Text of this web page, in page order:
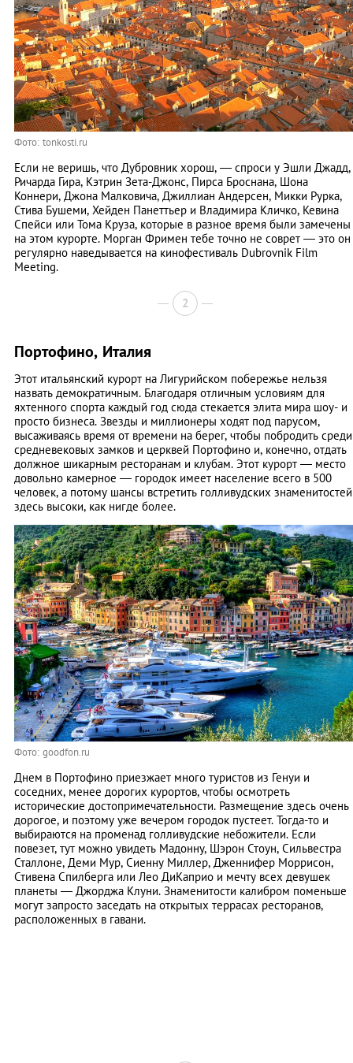
Фото: tonkosti.ru
Если не веришь, что Дубровник хорош, — спроси у Эшли Джадд,
Ричарда Гира, Кэтрин Зета-Джонс, Пирса Броснана, Шона
Коннери, Джона Малковича, Джиллиан Андерсен, Микки Рурка,
Стива Бушеми, Хейден Панеттьер и Владимира Кличко, Кевина
Спейси или Тома Круза, которые в разное время были замечены
на этом курорте. Морган Фримен тебе точно не соврет — это он
регулярно наведывается на кинофестиваль Dubrovnik Film
Meeting.
2
Портофино, Италия
Этот итальянский курорт на Лигурийском побережье нельзя
назвать демократичным. Благодаря отличным условиям для
яхтенного спорта каждый год сюда стекается элита мира шоу- и
просто бизнеса. Звезды и миллионеры ходят под парусом,
высаживаясь время от времени на берег, чтобы побродить среди
средневековых замков и церквей Портофино и, конечно, отдать
должное шикарным ресторанам и клубам. Этот курорт — место
довольно камерное — городок имеет население всего в 500
человек, а потому шансы встретить голливудских знаменитостей
здесь высоки, как нигде более.
Фото: goodfon.ru
Днем в Портофино приезжает много туристов из Генуи и
соседних, менее дорогих курортов, чтобы осмотреть
исторические достопримечательности. Размещение здесь очень
дорогое, и поэтому уже вечером городок пустеет. Тогда-то и
выбираются на променад голливудские небожители. Если
повезет, тут можно увидеть Мадонну, Шэрон Стоун, Сильвестра
Сталлоне, Деми Мур, Сиенну Миллер, Дженнифер Моррисон,
Стивена Спилберга или Лео ДиКаприо и мечту всех девушек
планеты — Джорджа Клуни. Знаменитости калибром поменьше
могут запросто заседать на открытых террасах ресторанов,
расположенных в гавани.